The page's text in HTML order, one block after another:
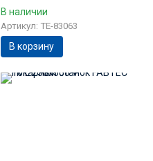
В наличии
Артикул: TE-83063
В корзину